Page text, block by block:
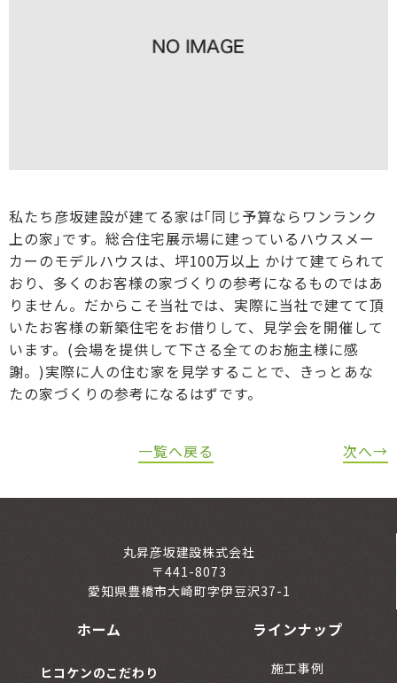
私たち彦坂建設が建てる家は｢同じ予算ならワンランク
上の家｣です。総合住宅展示場に建っているハウスメー
カーのモデルハウスは、坪100万以上 かけて建てられて
おり、多くのお客様の家づくりの参考になるものではあ
りません。だからこそ当社では、実際に当社で建てて頂
いたお客様の新築住宅をお借りして、見学会を開催して
います。(会場を提供して下さる全てのお施主様に感
謝。)実際に人の住む家を見学することで、きっとあな
たの家づくりの参考になるはずです。
一覧へ戻る 次へ→
丸昇彦坂建設株式会社
〒441-8073
愛知県豊橋市大崎町字伊豆沢37-1
ホーム
ヒコケンのこだわり
ラインナップ
施工事例